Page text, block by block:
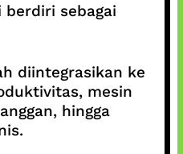
berdiri sebagai
diintegrasikan ke
mesin
hingga